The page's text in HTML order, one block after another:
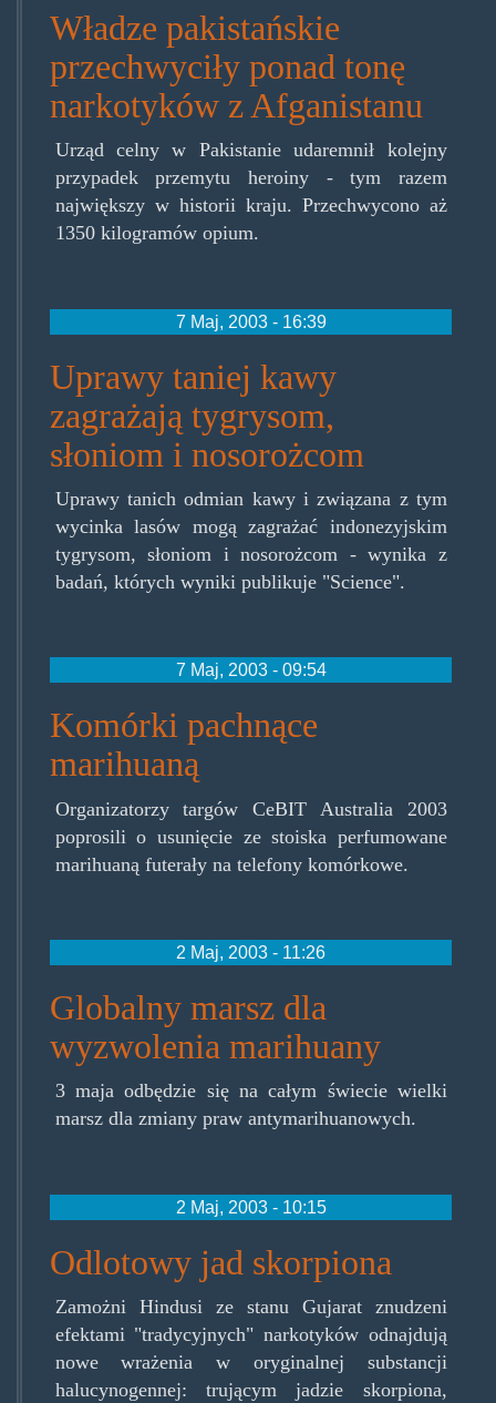
Władze pakistańskie
przechwyciły ponad tonę
narkotyków z Afganistanu
Urząd celny w Pakistanie udaremnił kolejny
przypadek przemytu heroiny - tym razem
największy w historii kraju. Przechwycono aż
1350 kilogramów opium.
7 Maj, 2003 - 16:39
Uprawy taniej kawy
zagrażają tygrysom,
słoniom i nosorożcom
Uprawy tanich odmian kawy i związana z tym
wycinka lasów mogą zagrażać indonezyjskim
tygrysom, słoniom i nosorożcom - wynika z
badań, których wyniki publikuje "Science".
7 Maj, 2003 - 09:54
Komórki pachnące
marihuaną
Organizatorzy targów CeBIT Australia 2003
poprosili o usunięcie ze stoiska perfumowane
marihuaną futerały na telefony komórkowe.
2 Maj, 2003 - 11:26
Globalny marsz dla
wyzwolenia marihuany
3 maja odbędzie się na całym świecie wielki
marsz dla zmiany praw antymarihuanowych.
2 Maj, 2003 - 10:15
Odlotowy jad skorpiona
Zamożni Hindusi ze stanu Gujarat znudzeni
efektami "tradycyjnych" narkotyków odnajdują
nowe wrażenia w oryginalnej substancji
halucynogennej: trującym jadzie skorpiona,